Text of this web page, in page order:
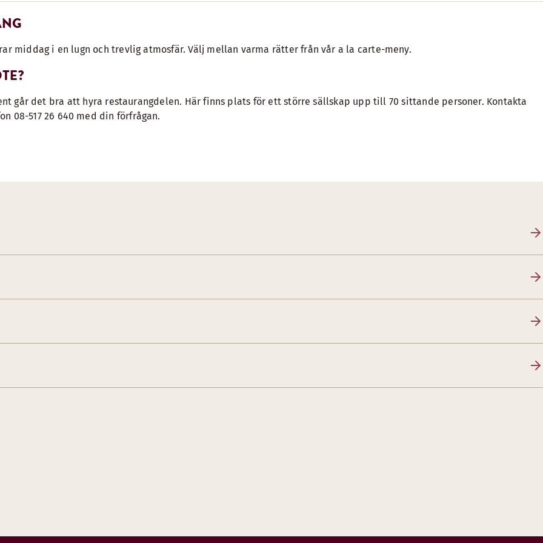
middag i en lugn och trevlig atmosfär. Välj mellan varma rätter från vår a la carte-meny.
går det bra att hyra restaurangdelen. Här finns plats för ett större sällskap upp till 70 sittande personer. Kontakta
08-517 26 640 med din förfrågan.